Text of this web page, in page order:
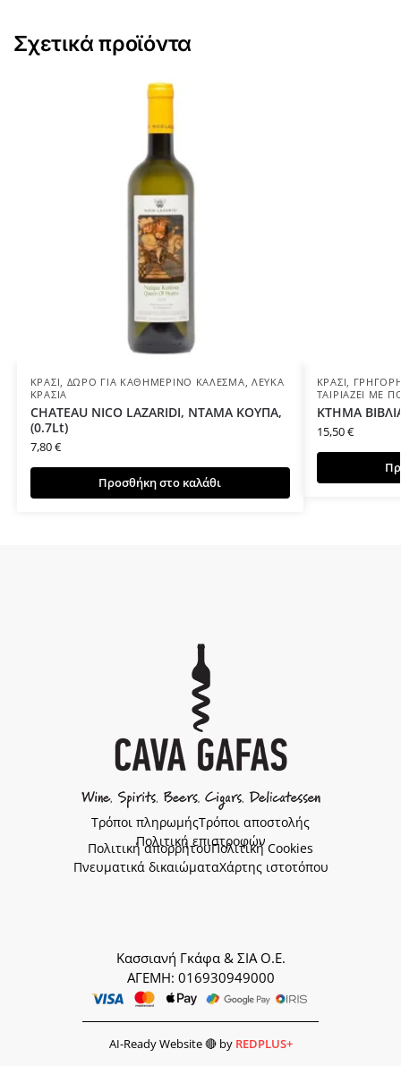
Σχετικά προϊόντα
ΚΡΑΣΊ ΔΏΡΟ ΓΙΑ ΚΑΘΗΜΕΡΙΝΌ ΚΆΛΕΣΜΑ ΛΕΥΚΆ
ΚΡΑΣΙΆ
CHATEAU NICO LAZARIDI, ΝΤΑΜΑ ΚΟΥΠΑ,
(0.7Lt)
7,80€
Προσθήκη στο καλάθι
ΚΡΑΣΊ
ΤΑΙΡΙΆΖΕΙ ΜΕ
ΚΤΗΜΑ
15,50€
Τρόποι πληρωμήςΤρόποι αποστολής
Πολιτική επιστροφών
Πολιτική απορρήτουΠολιτική Cookies
Πνευματικά δικαιώματαΧάρτης ιστοτόπου
Κασσιανή Γκάφα & ΣΙΑ Ο.Ε.
ΑΓΕΜΗ: 016930949000
AI-Ready Website 🔴 by REDPLUS+